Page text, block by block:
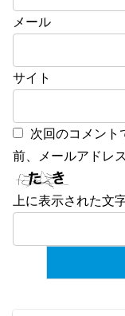
メール
サイト
次回のコメント
前、メールアドレ
上に表示された文